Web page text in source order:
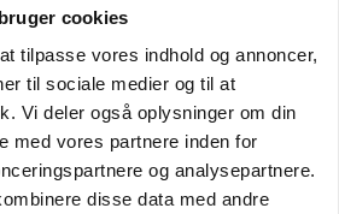
cookies
tilpasse vores indhold og annoncer,
til sociale medier og til at
Vi deler også oplysninger om din
med vores partnere inden for
og analysepartnere.
disse data med andre
skårlægger afprøves i år